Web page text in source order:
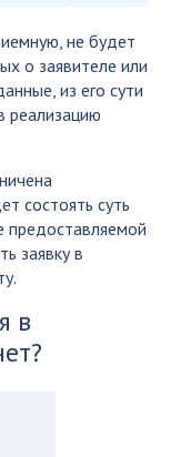
не будет
о заявителе или
из его сути
реализацию
состоять суть
предоставляемой
заявку в
в